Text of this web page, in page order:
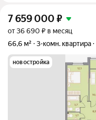
7 659 000 ₽
от 36 690 ₽ в месяц
66,6 м²
3-комн. квартира
новостройка